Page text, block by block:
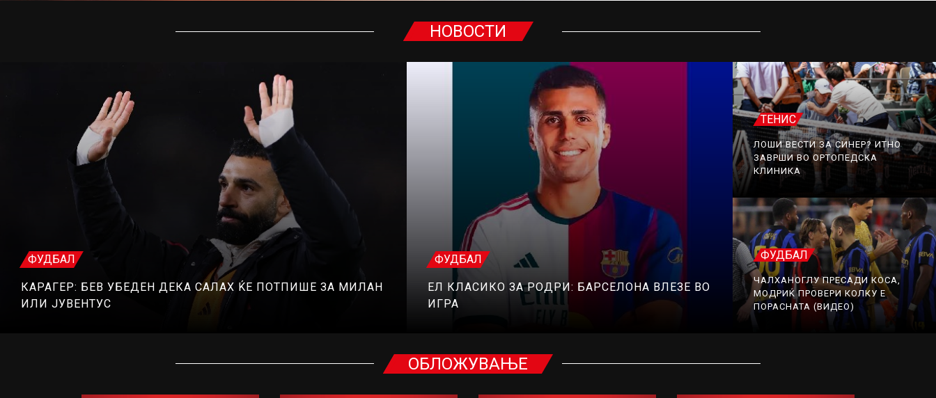
НОВОСТИ
ФУДБАЛ
КАРАГЕР: БЕВ УБЕДЕН ДЕКА САЛАХ ЌЕ ПОТПИШЕ ЗА МИЛАН
ИЛИ ЈУВЕНТУС
ФУДБАЛ
ЕЛ КЛАСИКО ЗА РОДРИ: БАРСЕЛОНА ВЛЕЗЕ ВО
ИГРА
ТЕНИС
ЛОШИ ВЕСТИ ЗА СИНЕР? ИТНО
ЗАВРШИ ВО ОРТОПЕДСКА
КЛИНИКА
ФУДБАЛ
ЧАЛХАНОГЛУ ПРЕСАДИ КОСА,
МОДРИЌ ПРОВЕРИ КОЛКУ Е
ПОРАСНАТА (ВИДЕО)
ОБЛОЖУВАЊЕ